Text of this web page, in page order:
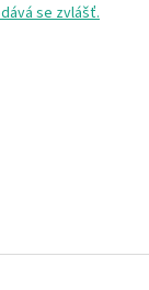
se zvlášť.